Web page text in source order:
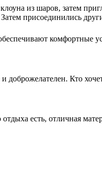
из шаров, затем
присоединились
комфортные
Кто
есть, отличная